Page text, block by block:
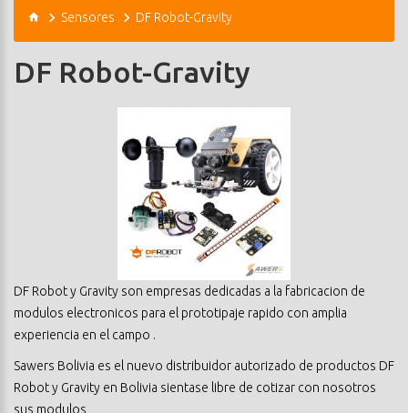
Sensores DF Robot-Gravity
DF Robot-Gravity
DF Robot y Gravity son empresas dedicadas a la fabricacion de
modulos electronicos para el prototipaje rapido con amplia
experiencia en el campo .
Sawers Bolivia es el nuevo distribuidor autorizado de productos DF
Robot y Gravity en Bolivia sientase libre de cotizar con nosotros
sus modulos